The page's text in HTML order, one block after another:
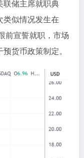
联储主席就职典
似情况发生在
前宣誓就职，市场
货币政策制定。